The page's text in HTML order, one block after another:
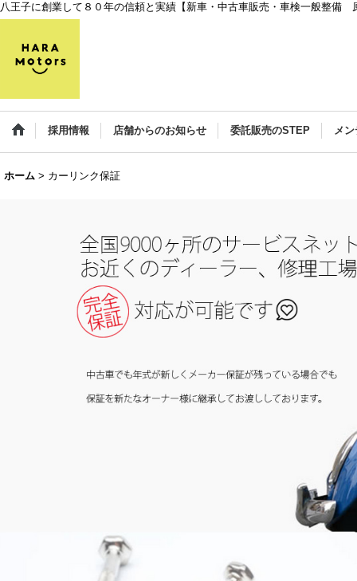
八王子に創業して８０年の信頼と実績【新車・中古車販売・車検一般整備
採用情報 店舗からのお知らせ 委託販売のSTEP メ
ホーム > カーリンク保証